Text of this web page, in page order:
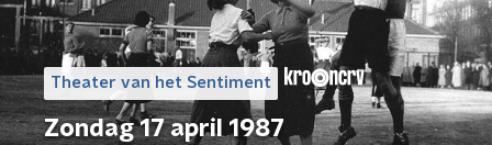
Theater van het Sentiment
Zondag 17 april 1987